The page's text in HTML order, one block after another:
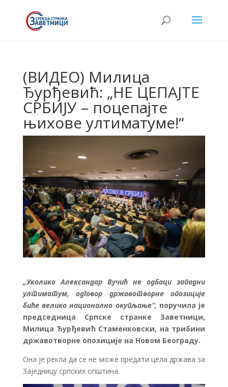
(ВИДЕО) Милица
Ђурђевић: „НЕ ЦЕПАЈТЕ
СРБИЈУ – поцепајте
њихове ултиматуме!“
„Уколико Александар Вучић не одбаци западни
ултиматум, одговор државотворне опозиције
биће велико национално окупљање“, поручила је
председница Српске странке Заветници,
Милица Ђурђевић Стаменковски, на трибини
државотворне опозиције на Новом Београду.
Она је рекла да се не може предати цела држава за
Заједницу српских општина.